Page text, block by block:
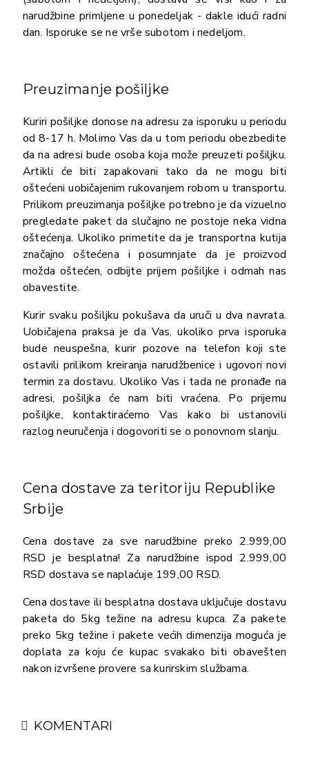
narudžbine primljene u ponedeljak - dakle idući radni
dan. Isporuke se ne vrše subotom i nedeljom.
Preuzimanje pošiljke
Kuriri pošiljke donose na adresu za isporuku u periodu
od 8-17 h. Molimo Vas da u tom periodu obezbedite
da na adresi bude osoba koja može preuzeti pošiljku.
Artikli će biti zapakovani tako da ne mogu biti
oštećeni uobičajenim rukovanjem robom u transportu.
Prilikom preuzimanja pošiljke potrebno je da vizuelno
pregledate paket da slučajno ne postoje neka vidna
oštećenja. Ukoliko primetite da je transportna kutija
značajno oštećena i posumnjate da je proizvod
možda oštećen, odbijte prijem pošiljke i odmah nas
obavestite.
Kurir svaku pošiljku pokušava da uruči u dva navrata.
Uobičajena praksa je da Vas, ukoliko prva isporuka
bude neuspešna, kurir pozove na telefon koji ste
ostavili prilikom kreiranja narudžbenice i ugovori novi
termin za dostavu. Ukoliko Vas i tada ne pronađe na
adresi, pošiljka će nam biti vraćena. Po prijemu
pošiljke, kontaktiraćemo Vas kako bi ustanovili
razlog neuručenja i dogovoriti se o ponovnom slanju.
Cena dostave za teritoriju Republike
Srbije
Cena dostave za sve narudžbine preko 2.999,00
RSD je besplatna! Za narudžbine ispod 2.999,00
RSD dostava se naplaćuje 199,00 RSD.
Cena dostave ili besplatna dostava uključuje dostavu
paketa do 5kg težine na adresu kupca. Za pakete
preko 5kg težine i pakete većih dimenzija moguća je
doplata za koju će kupac svakako biti obavešten
nakon izvršene provere sa kurirskim službama.
KOMENTARI